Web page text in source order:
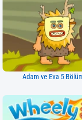
Adam ve Eva 5